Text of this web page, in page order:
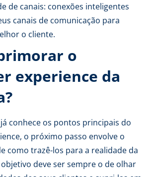
de canais: conexões inteligentes
canais de comunicação para
o cliente.
o
experience da
conhece os pontos principais do
o próximo passo envolve o
como trazê-los para a realidade da
deve ser sempre o de olhar